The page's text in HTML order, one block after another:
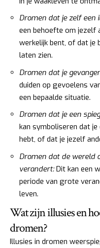
Dromen dat je zelf een
een behoefte om jezelf
werkelijk bent, of dat je
laten zien.
Dromen dat je
duiden op gevoelens
een bepaalde situatie.
Dromen dat je een
kan symboliseren dat
hebt, of dat je jezelf
Dromen dat de wereld
verandert:Dit kan een
periode van grote
leven.
Wat zijn illusies en
dromen?
Illusies in dromen